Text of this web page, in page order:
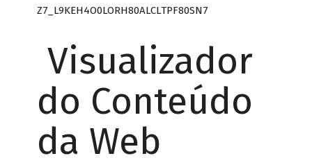
Z7_L9KEH4O0LORH80ALCLTPF80SN7
Visualizador
do Conteúdo
da Web